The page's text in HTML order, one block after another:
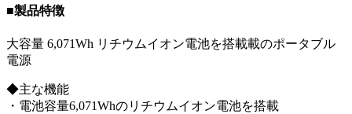
■製品特徴
大容量 6,071Wh リチウムイオン電池を搭載載のポータブル
電源
◆主な機能
・電池容量6,071Whのリチウムイオン電池を搭載